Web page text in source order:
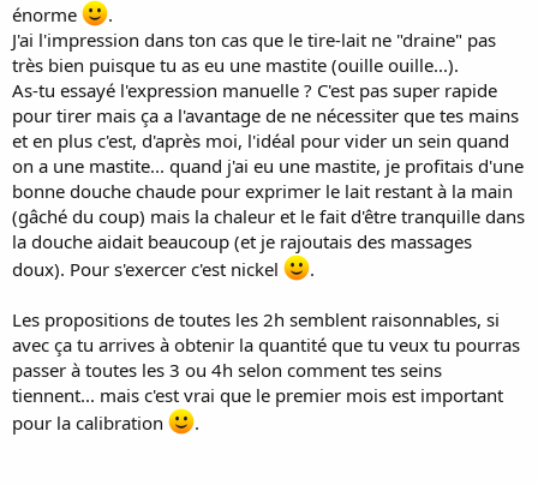
énorme
.
J'ai l'impression dans ton cas que le tire-lait ne "draine" pas
très bien puisque tu as eu une mastite (ouille ouille...).
As-tu essayé l'expression manuelle ? C'est pas super rapide
pour tirer mais ça a l'avantage de ne nécessiter que tes mains
et en plus c'est, d'après moi, l'idéal pour vider un sein quand
on a une mastite... quand j'ai eu une mastite, je profitais d'une
bonne douche chaude pour exprimer le lait restant à la main
(gâché du coup) mais la chaleur et le fait d'être tranquille dans
la douche aidait beaucoup (et je rajoutais des massages
doux). Pour s'exercer c'est nickel
.
Les propositions de toutes les 2h semblent raisonnables, si
avec ça tu arrives à obtenir la quantité que tu veux tu pourras
passer à toutes les 3 ou 4h selon comment tes seins
tiennent... mais c'est vrai que le premier mois est important
pour la calibration
.